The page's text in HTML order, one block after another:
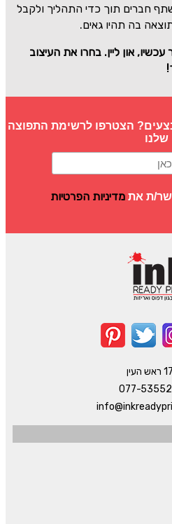
חברים תוך כדי התהליך ולקבל
בה תהיו גאים.
און ליין. בחרו את העיצוב
הצטרפו לרשימת התפוצה
שלנו
ת את מדיניות הפרטיות
077-